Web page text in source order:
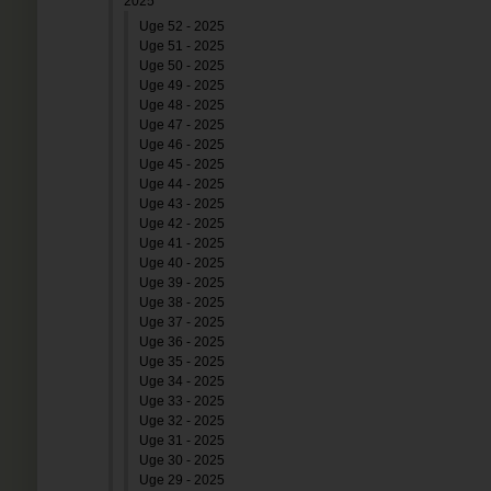
Uge 52 - 2025
Uge 51 - 2025
Uge 50 - 2025
Uge 49 - 2025
Uge 48 - 2025
Uge 47 - 2025
Uge 46 - 2025
Uge 45 - 2025
Uge 44 - 2025
Uge 43 - 2025
Uge 42 - 2025
Uge 41 - 2025
Uge 40 - 2025
Uge 39 - 2025
Uge 38 - 2025
Uge 37 - 2025
Uge 36 - 2025
Uge 35 - 2025
Uge 34 - 2025
Uge 33 - 2025
Uge 32 - 2025
Uge 31 - 2025
Uge 30 - 2025
Uge 29 - 2025